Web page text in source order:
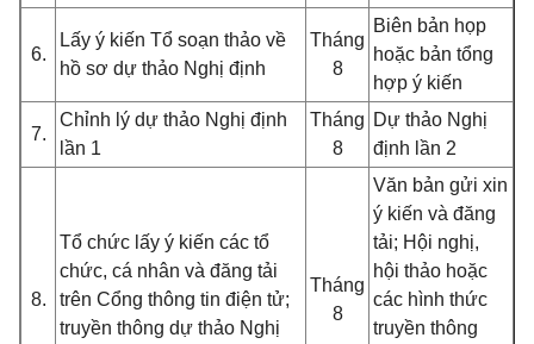
6.
Lấy ý kiến Tổ soạn thảo về
hồ sơ dự thảo Nghị định
Tháng
8
Biên bản họp
hoặc bản tổng
hợp ý kiến
7.
Chỉnh lý dự thảo Nghị định
lần 1
Tháng
8
Dự thảo Nghị
định lần 2
8.
Tổ chức lấy ý kiến các tổ
chức, cá nhân và đăng tải
trên Cổng thông tin điện tử;
truyền thông dự thảo Nghị
Tháng
8
Văn bản gửi xin
ý kiến và đăng
tải; Hội nghị,
hội thảo hoặc
các hình thức
truyền thông